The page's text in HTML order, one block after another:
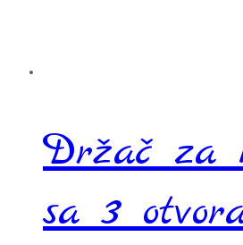
Držač za
sa 3